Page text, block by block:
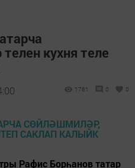
кухня теле
1761 0 0
Рафис Борһанов татар